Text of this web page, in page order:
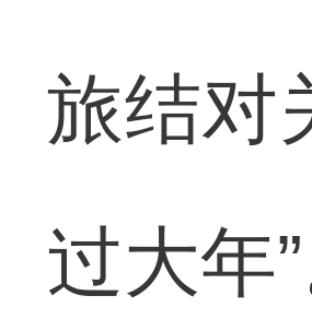
旅结对
过大年”